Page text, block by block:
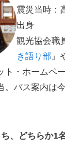
震災当時：
出身
観光協会職
き語り部』
ト・ホームペ
。バス案内は
、どちらか1